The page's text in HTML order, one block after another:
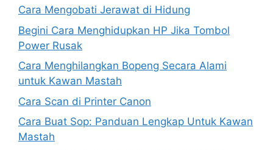
Cara Mengobati Jerawat di Hidung
Begini Cara Menghidupkan HP Jika Tombol
Power Rusak
Cara Menghilangkan Bopeng Secara Alami
untuk Kawan Mastah
Cara Scan di Printer Canon
Cara Buat Sop: Panduan Lengkap Untuk Kawan
Mastah